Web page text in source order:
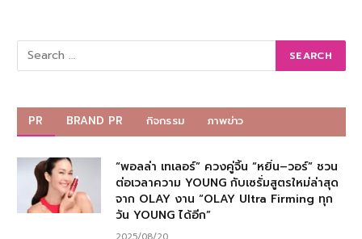
PR BRAND PR กิจกรรม ภาพข่าว
“พอลล่า เทเลอร์” ควงคู่จิ้น “หยิ่น–วอร์” ชวน
ต่อเวลาความ YOUNG กับเซรั่มสูตรใหม่ล่าสุด
จาก OLAY งาน “OLAY Ultra Firming ทุก
วัน YOUNG ได้อีก”